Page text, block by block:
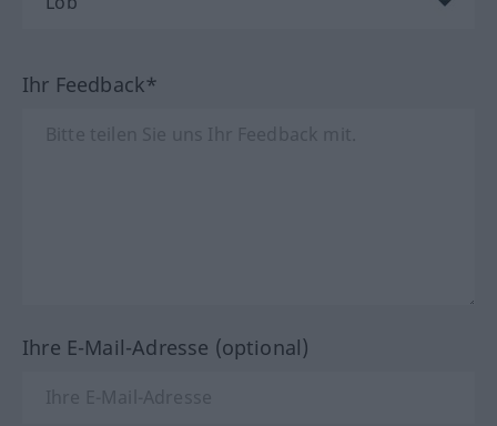
Ihr Feedback*
Ihre E-Mail-Adresse (optional)